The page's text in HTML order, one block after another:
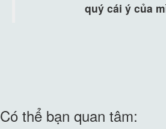
quý cái ý của
Có thể bạn quan tâm: